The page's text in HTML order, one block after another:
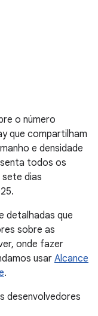
o número
que compartilham
e densidade
todos os
dias
detalhadas que
sobre as
onde fazer
usarAlcance
.
desenvolvedores